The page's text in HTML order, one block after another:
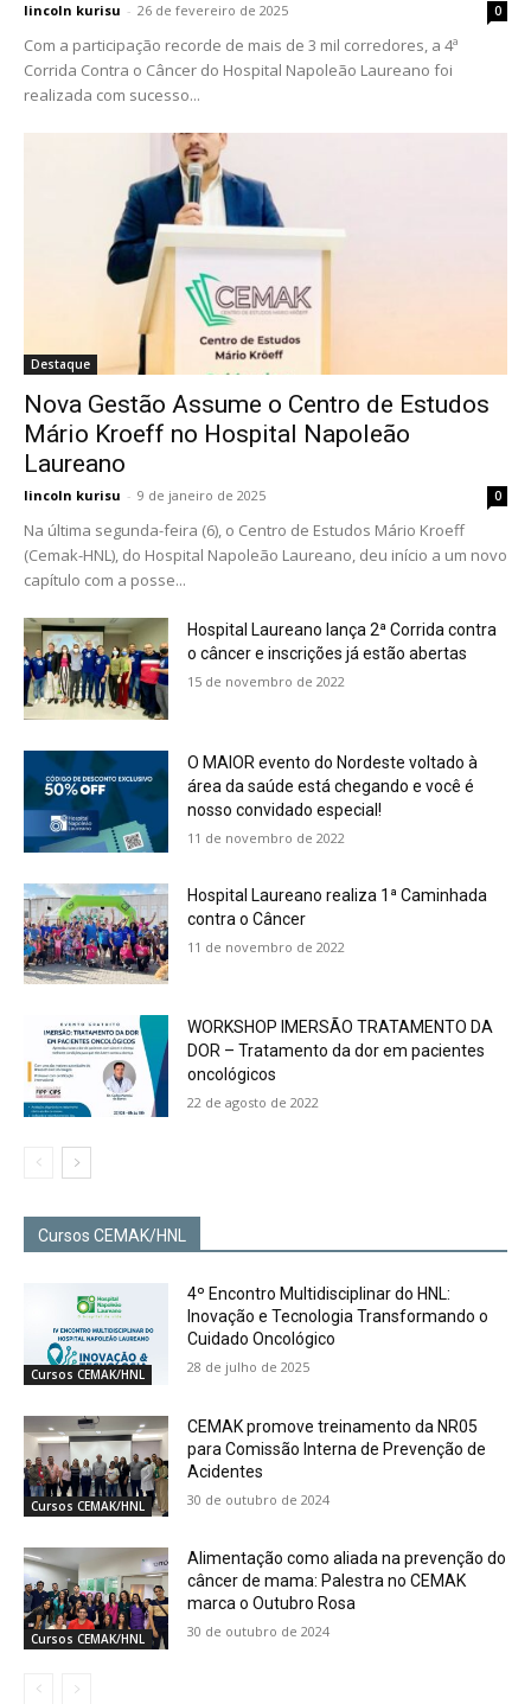
lincoln kurisu - 26 de fevereiro de 2025 0
Com a participação recorde de mais de 3 mil corredores, a 4ª
Corrida Contra o Câncer do Hospital Napoleão Laureano foi
realizada com sucesso...
Destaque
Nova Gestão Assume o Centro de Estudos
Mário Kroeff no Hospital Napoleão
Laureano
lincoln kurisu - 9 de janeiro de 2025 0
Na última segunda-feira (6), o Centro de Estudos Mário Kroeff
(Cemak-HNL), do Hospital Napoleão Laureano, deu início a um novo
capítulo com a posse...
Hospital Laureano lança 2ª Corrida contra
o câncer e inscrições já estão abertas
15 de novembro de 2022
O MAIOR evento do Nordeste voltado à
área da saúde está chegando e você é
nosso convidado especial!
11 de novembro de 2022
Hospital Laureano realiza 1ª Caminhada
contra o Câncer
11 de novembro de 2022
WORKSHOP IMERSÃO TRATAMENTO DA
DOR – Tratamento da dor em pacientes
oncológicos
22 de agosto de 2022
Cursos CEMAK/HNL
Cursos CEMAK/HNL
4º Encontro Multidisciplinar do HNL:
Inovação e Tecnologia Transformando o
Cuidado Oncológico
28 de julho de 2025
Cursos CEMAK/HNL
CEMAK promove treinamento da NR05
para Comissão Interna de Prevenção de
Acidentes
30 de outubro de 2024
Cursos CEMAK/HNL
Alimentação como aliada na prevenção do
câncer de mama: Palestra no CEMAK
marca o Outubro Rosa
30 de outubro de 2024